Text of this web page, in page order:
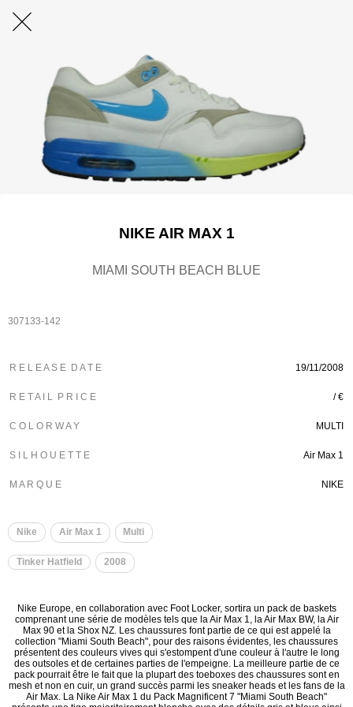
NIKE AIR MAX 1
MIAMI SOUTH BEACH BLUE
307133-142
R E L E A S E D A T E 19/11/2008
R E T A I L P R I C E / €
C O L O R W A Y MULTI
S I L H O U E T T E Air Max 1
M A R Q U E NIKE
Nike Air Max 1 Multi
Tinker Hatfield 2008
Nike Europe, en collaboration avec Foot Locker, sortira un pack de baskets
comprenant une série de modèles tels que la Air Max 1, la Air Max BW, la Air
Max 90 et la Shox NZ. Les chaussures font partie de ce qui est appelé la
collection "Miami South Beach", pour des raisons évidentes, les chaussures
présentent des couleurs vives qui s'estompent d'une couleur à l'autre le long
des outsoles et de certaines parties de l'empeigne. La meilleure partie de ce
pack pourrait être le fait que la plupart des toeboxes des chaussures sont en
mesh et non en cuir, un grand succès parmi les sneaker heads et les fans de la
Air Max. La Nike Air Max 1 du Pack Magnificent 7 "Miami South Beach"